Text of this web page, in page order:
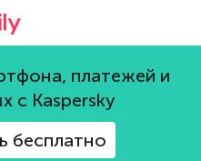
платежей и
с Kaspersky
бесплатно